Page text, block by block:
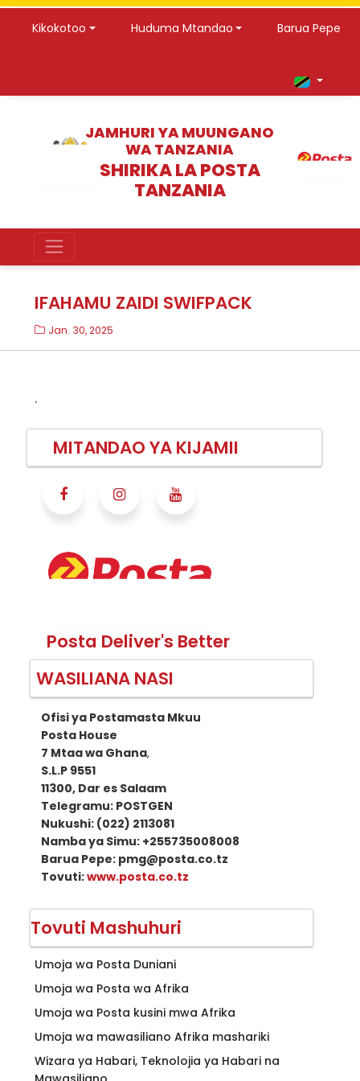
Kikokotoo Huduma Mtandao Barua Pepe
JAMHURI YA MUUNGANO
WA TANZANIA
SHIRIKA LA POSTA
TANZANIA
IFAHAMU ZAIDI SWIFPACK
Jan. 30, 2025
.
MITANDAO YA KIJAMII
Posta Deliver's Better
WASILIANA NASI
Ofisi ya Postamasta Mkuu
Posta House
7 Mtaa wa Ghana,
S.L.P 9551
11300, Dar es Salaam
Telegramu: POSTGEN
Nukushi: (022) 2113081
Namba ya Simu: +255735008008
Barua Pepe: pmg@posta.co.tz
Tovuti:www.posta.co.tz
Tovuti Mashuhuri
Umoja wa Posta Duniani
Umoja wa Posta wa Afrika
Umoja wa Posta kusini mwa Afrika
Umoja wa mawasiliano Afrika mashariki
Wizara ya Habari, Teknolojia ya Habari na